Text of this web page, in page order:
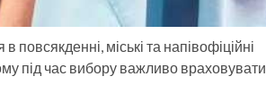
повсякденні, міські та напівофіційні
під час вибору важливо враховувати